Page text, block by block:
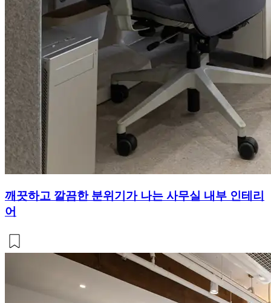
깨끗하고 깔끔한 분위기가 나는 사무실 내부 인테리
어